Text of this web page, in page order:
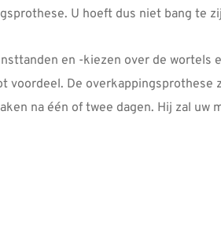
U hoeft dus niet bang te
en -kiezen over de wortels
voordeel. De
na één of twee dagen. Hij zal